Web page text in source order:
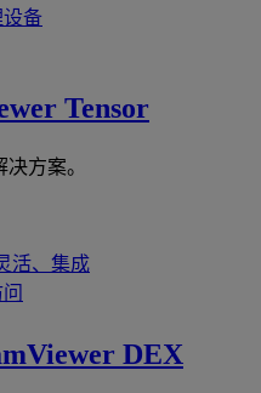
设备
Tensor
方案。
活、集成
DEX